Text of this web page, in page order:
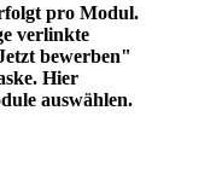
pro Modul.
verlinkte
bewerben"
Hier
auswählen.